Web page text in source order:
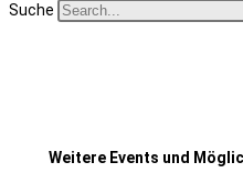
Suche
Weitere Events und